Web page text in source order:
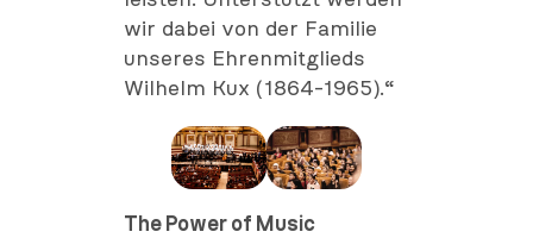
wir dabei von der Familie
unseres Ehrenmitglieds
Wilhelm Kux (1864-1965).“
The Power of Music